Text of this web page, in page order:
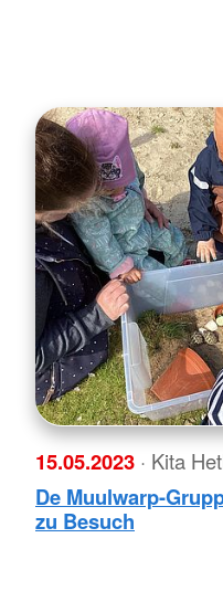
15.05.2023 · Kita
De Muulwarp-
zu Besuch